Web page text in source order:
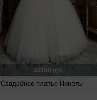
33500 руб.
Свадебное платье Нинель